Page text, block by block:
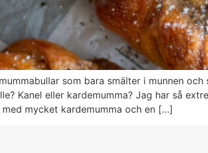
som bara smälter i munnen
Kanel eller kardemumma? Jag har så
med mycket kardemumma och en […]